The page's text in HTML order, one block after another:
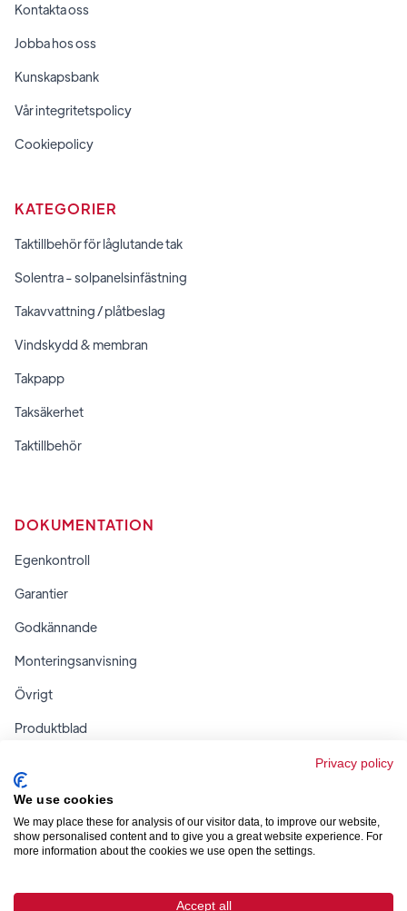
Kontakta oss
Jobba hos oss
Kunskapsbank
Vår integritetspolicy
Cookiepolicy
KATEGORIER
Taktillbehör för låglutande tak
Solentra - solpanelsinfästning
Takavvattning / plåtbeslag
Vindskydd & membran
Takpapp
Taksäkerhet
Taktillbehör
DOKUMENTATION
Egenkontroll
Garantier
Godkännande
Monteringsanvisning
Övrigt
Produktblad
  
Privacy policy
We use cookies
We may place these for analysis of our visitor data, to improve our website,
show personalised content and to give you a great website experience. For
more information about the cookies we use open the settings.
Accept all